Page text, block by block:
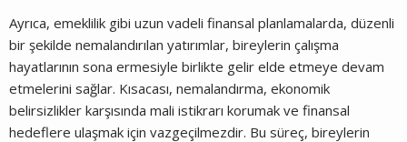
Ayrıca, emeklilik gibi uzun vadeli finansal planlamalarda, düzenli
bir şekilde nemalandırılan yatırımlar, bireylerin çalışma
hayatlarının sona ermesiyle birlikte gelir elde etmeye devam
etmelerini sağlar. Kısacası, nemalandırma, ekonomik
belirsizlikler karşısında mali istikrarı korumak ve finansal
hedeflere ulaşmak için vazgeçilmezdir. Bu süreç, bireylerin